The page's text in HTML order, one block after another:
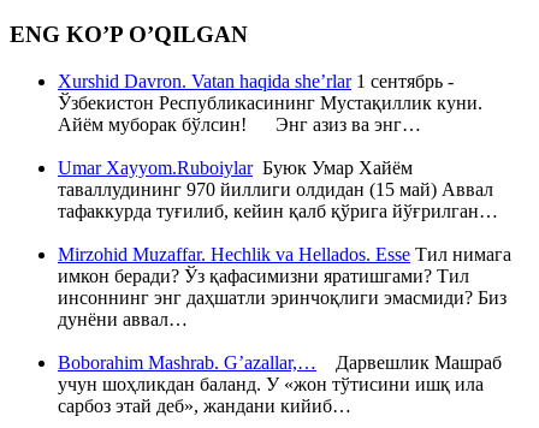
ENG KO’P O’QILGAN
Xurshid Davron. Vatan haqida she’rlar1 сентябрь -
Ўзбекистон Республикасининг Мустақиллик куни.
Айём муборак бўлсин! Энг азиз ва энг…
Umar Xayyom.RuboiylarБуюк Умар Хайём
таваллудининг 970 йиллиги олдидан (15 май) Аввал
тафаккурда туғилиб, кейин қалб қўрига йўғрилган…
Mirzohid Muzaffar. Hechlik va Hellados. Esse Тил нимага
имкон беради? Ўз қафасимизни яратишгами? Тил
инсоннинг энг даҳшатли эринчоқлиги эмасмиди? Биз
дунёни аввал…
Boborahim Mashrab. G’azallar,… Дарвешлик Машраб
учун шоҳликдан баланд. У «жон тўтисини ишқ ила
сарбоз этай деб», жандани кийиб…